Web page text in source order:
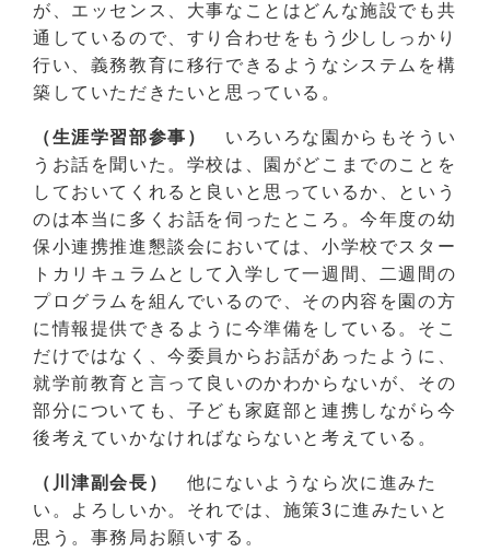
が、エッセンス、大事なことはどんな施設でも共
通しているので、すり合わせをもう少ししっかり
行い、義務教育に移行できるようなシステムを構
築していただきたいと思っている。
（生涯学習部参事）
いろいろな園からもそうい
うお話を聞いた。学校は、園がどこまでのことを
しておいてくれると良いと思っているか、という
のは本当に多くお話を伺ったところ。今年度の幼
保小連携推進懇談会においては、小学校でスター
トカリキュラムとして入学して一週間、二週間の
プログラムを組んでいるので、その内容を園の方
に情報提供できるように今準備をしている。そこ
だけではなく、今委員からお話があったように、
就学前教育と言って良いのかわからないが、その
部分についても、子ども家庭部と連携しながら今
後考えていかなければならないと考えている。
（川津副会長）
他にないようなら次に進みた
い。よろしいか。それでは、施策3に進みたいと
思う。事務局お願いする。